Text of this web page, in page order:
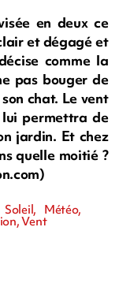
en deux ce
et dégagé et
comme la
pas bouger de
chat. Le vent
permettra de
jardin. Et chez
quelle moitié ?
Météo,
Vent